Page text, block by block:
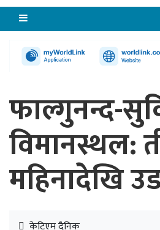
फाल्गुनन्द-
विमानस्थल:
महिनादेखि
केटिएम दैनिक